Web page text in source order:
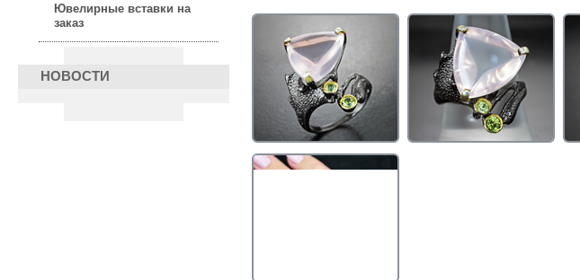
Ювелирные вставки на
заказ
НОВОСТИ